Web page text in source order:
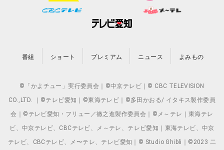
番組 ショート プレミアム ニュース よみもの
©「かよチュー」実行委員会｜©中京テレビ｜© CBC TELEVISION
CO.,LTD. ｜©テレビ愛知｜©東海テレビ｜©多田かおる/ イタキス製作委員
会｜©テレビ愛知・フリュー／徹之進製作委員会｜©メ～テレ｜東海テレ
ビ、中京テレビ、CBCテレビ、メ～テレ、テレビ愛知｜東海テレビ、中京
テレビ、CBCテレビ、メ〜テレ、テレビ愛知｜© Studio Ghibli｜©2023 二